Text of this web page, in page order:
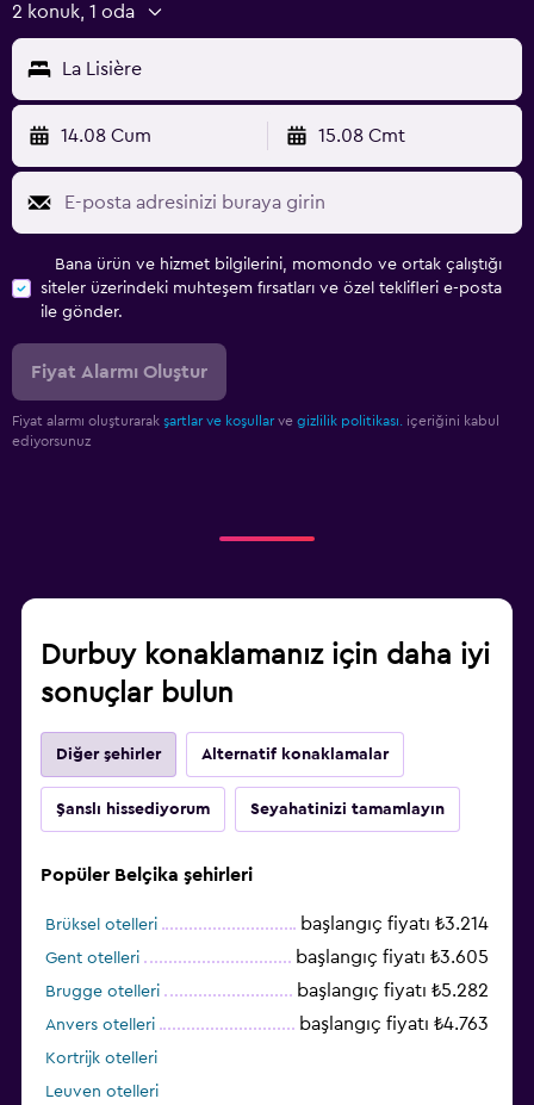
2 konuk, 1 oda
La Lisière
14.08 Cum 15.08 Cmt
Bana ürün ve hizmet bilgilerini, momondo ve ortak çalıştığı
siteler üzerindeki muhteşem fırsatları ve özel teklifleri e-posta
ile gönder.
Fiyat Alarmı Oluştur
Fiyat alarmı oluşturarak şartlar ve koşullar ve gizlilik politikası.
içeriğini kabul
ediyorsunuz
Durbuy konaklamanız için daha iyi
sonuçlar bulun
Diğer şehirler Alternatif konaklamalar
Şanslı hissediyorum Seyahatinizi tamamlayın
Popüler Belçika şehirleri
Brüksel otelleri başlangıç fiyatı ₺3.214
Gent otelleri başlangıç fiyatı ₺3.605
Brugge otelleri başlangıç fiyatı ₺5.282
Anvers otelleri başlangıç fiyatı ₺4.763
Kortrijk otelleri
Leuven otelleri